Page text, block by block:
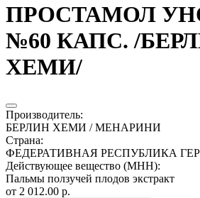
ПРОСТАМОЛ
№60 КАПС. /
ХЕМИ/
Производитель:
БЕРЛИН ХЕМИ / МЕНАРИНИ
Страна:
ФЕДЕРАТИВНАЯ РЕСПУБЛИКА
Действующее вещество (МНН):
Пальмы ползучей плодов экстракт
от 2 012.00 р.